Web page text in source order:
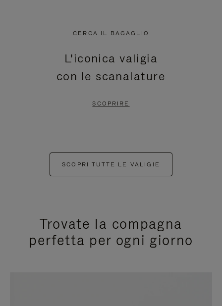
CERCA IL BAGAGLIO
L'iconica valigia
con le scanalature
SCOPRIRE
SCOPRI TUTTE LE VALIGIE
Trovate la compagna
perfetta per ogni giorno